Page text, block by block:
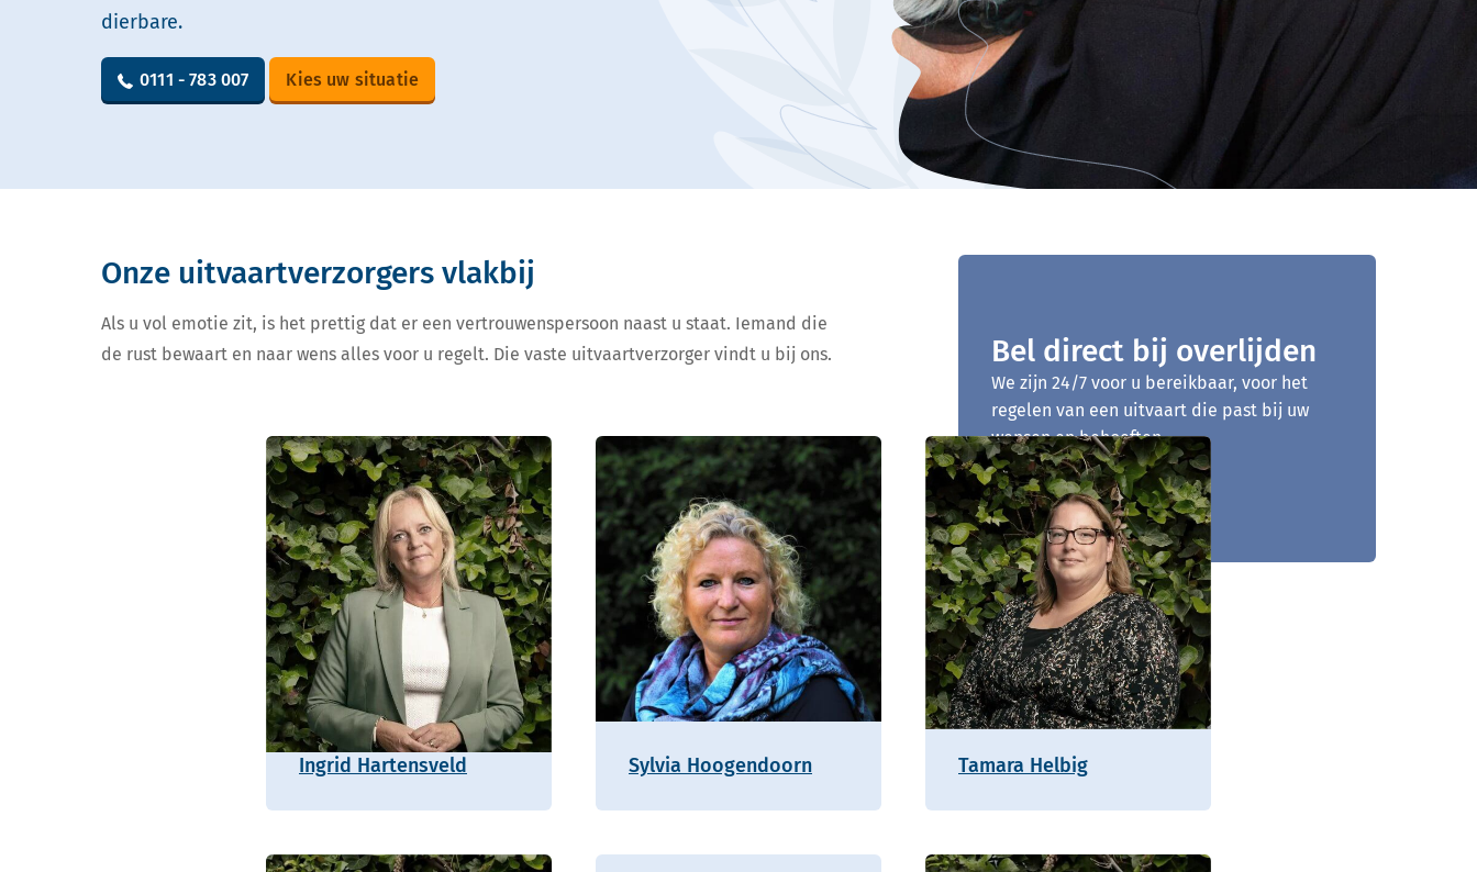
dierbare.
0111 - 783 007 Kies uw situatie
Bel direct bij overlijden
We zijn 24/7 voor u bereikbaar, voor het
regelen van een uitvaart die past bij uw
wensen en behoeften.
0111 - 783 007
Onze uitvaartverzorgers vlakbij
Als u vol emotie zit, is het prettig dat er een vertrouwenspersoon naast u staat. Iemand die
de rust bewaart en naar wens alles voor u regelt. Die vaste uitvaartverzorger vindt u bij ons.
Ingrid Hartensveld Sylvia Hoogendoorn Tamara Helbig